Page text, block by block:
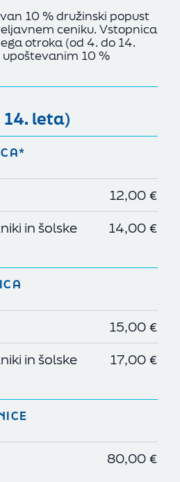
10 % družinski popust
ceniku. Vstopnica
otroka (od 4. do 14.
10 %
leta)
12,00 €
in šolske
14,00 €
15,00 €
in šolske
17,00 €
80,00 €
vse